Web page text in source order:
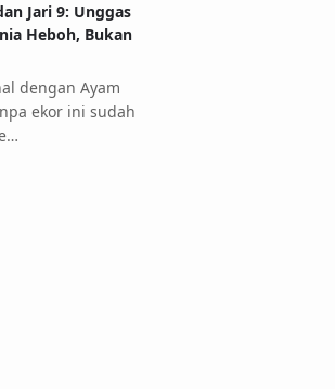
Jari 9: Unggas
Heboh, Bukan
dengan Ayam
ekor ini sudah